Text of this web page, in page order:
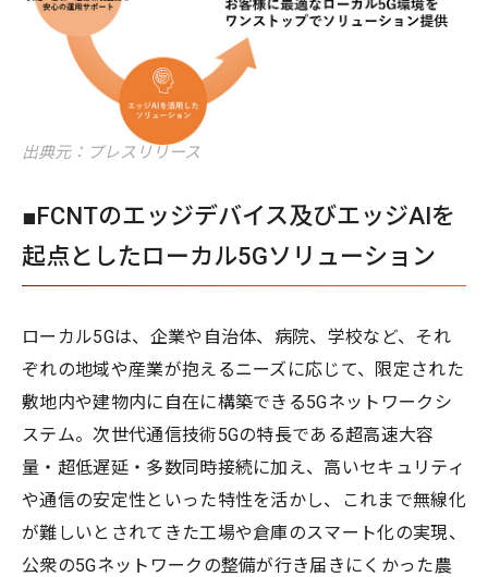
出典元：プレスリリース
■FCNTのエッジデバイス及びエッジAIを
起点としたローカル5Gソリューション
ローカル5Gは、企業や自治体、病院、学校など、それ
ぞれの地域や産業が抱えるニーズに応じて、限定された
敷地内や建物内に自在に構築できる5Gネットワークシ
ステム。次世代通信技術5Gの特長である超高速大容
量・超低遅延・多数同時接続に加え、高いセキュリティ
や通信の安定性といった特性を活かし、これまで無線化
が難しいとされてきた工場や倉庫のスマート化の実現、
公衆の5Gネットワークの整備が行き届きにくかった農